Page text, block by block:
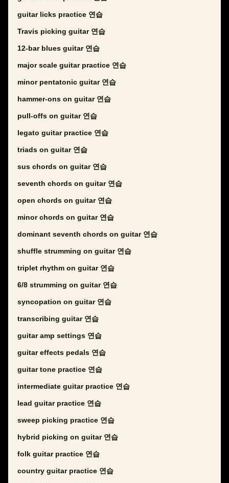
guitar licks practice 연습
Travis picking guitar 연습
12-bar blues guitar 연습
major scale guitar practice 연습
minor pentatonic guitar 연습
hammer-ons on guitar 연습
pull-offs on guitar 연습
legato guitar practice 연습
triads on guitar 연습
sus chords on guitar 연습
seventh chords on guitar 연습
open chords on guitar 연습
minor chords on guitar 연습
dominant seventh chords on guitar 연습
shuffle strumming on guitar 연습
triplet rhythm on guitar 연습
6/8 strumming on guitar 연습
syncopation on guitar 연습
transcribing guitar 연습
guitar amp settings 연습
guitar effects pedals 연습
guitar tone practice 연습
intermediate guitar practice 연습
lead guitar practice 연습
sweep picking practice 연습
hybrid picking on guitar 연습
folk guitar practice 연습
country guitar practice 연습